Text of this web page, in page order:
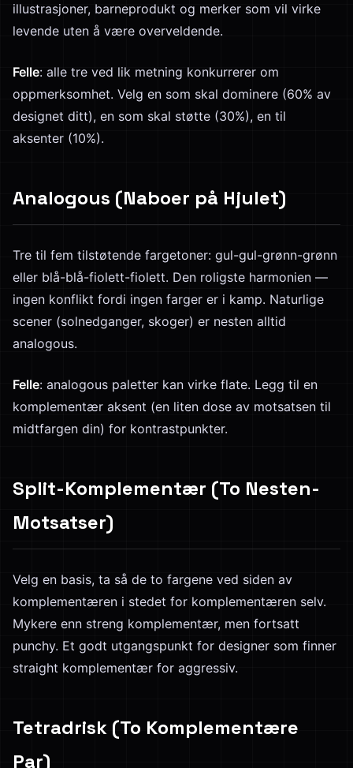
illustrasjoner, barneprodukt og merker som vil virke
levende uten å være overveldende.
Felle: alle tre ved lik metning konkurrerer om
oppmerksomhet. Velg en som skal dominere (60% av
designet ditt), en som skal støtte (30%), en til
aksenter (10%).
Analogous (Naboer på Hjulet)
Tre til fem tilstøtende fargetoner: gul-gul-grønn-grønn
eller blå-blå-fiolett-fiolett. Den roligste harmonien —
ingen konflikt fordi ingen farger er i kamp. Naturlige
scener (solnedganger, skoger) er nesten alltid
analogous.
Felle: analogous paletter kan virke flate. Legg til en
komplementær aksent (en liten dose av motsatsen til
midtfargen din) for kontrastpunkter.
Split-Komplementær (To Nesten-
Motsatser)
Velg en basis, ta så de to fargene ved siden av
komplementæren i stedet for komplementæren selv.
Mykere enn streng komplementær, men fortsatt
punchy. Et godt utgangspunkt for designer som finner
straight komplementær for aggressiv.
Tetradrisk (To Komplementære
Par)